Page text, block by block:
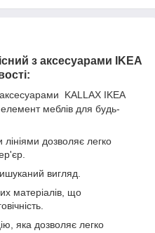
з аксесуарами IKEA
аксесуарами
KALLAX IKEA
меблів для будь-
лініями дозволяє легко
вигляд.
матеріалів, що
яка дозволяє легко